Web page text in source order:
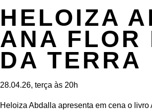
HELOIZA
ANA FLOR
DA TERRA
28.04.26, terça às 20h
Heloiza Abdalla apresenta em cena o